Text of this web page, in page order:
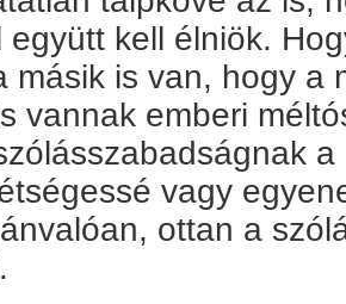
együtt kell élniök.
másik is van, hogy a
vannak emberi
vagy
ottan a